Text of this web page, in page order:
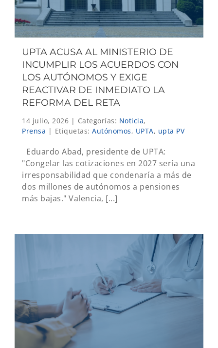
UPTA ACUSA AL MINISTERIO DE
INCUMPLIR LOS ACUERDOS CON
LOS AUTÓNOMOS Y EXIGE
REACTIVAR DE INMEDIATO LA
REFORMA DEL RETA
14 julio, 2026 | Categorías: Noticia,
Prensa | Etiquetas: Autónomos, UPTA, upta PV
Eduardo Abad, presidente de UPTA:
"Congelar las cotizaciones en 2027 sería una
irresponsabilidad que condenaría a más de
dos millones de autónomos a pensiones
más bajas." Valencia, [...]